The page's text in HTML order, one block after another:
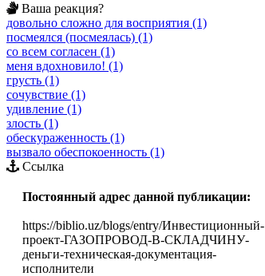
Ваша реакция?
довольно сложно для восприятия (1)
посмеялся (посмеялась) (1)
со всем согласен (1)
меня вдохновило! (1)
грусть (1)
сочувствие (1)
удивление (1)
злость (1)
обескураженность (1)
вызвало обеспокоенность (1)
Ссылка
Постоянный адрес данной публикации:
https://biblio.uz/blogs/entry/Инвестиционный-
проект-ГАЗОПРОВОД-В-СКЛАДЧИНУ-
деньги-техническая-документация-
исполнители